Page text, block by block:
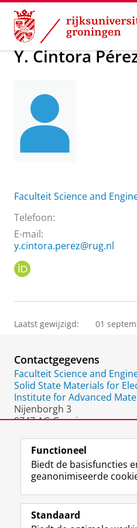
Skip
Content
Skip
Navigation
Over ons Y.
Y. Cintora
Faculteit Science and
Telefoon:
E-mail:
y.cintora.perez@rug.nl
I
Laatst gewijzigd: 01
Contactgegevens
Faculteit Science and
Solid State Materials for
Institute for Advanced
Nijenborgh 3
9747 AG Groningen
Volg de RUG
Functioneel
Biedt de basisfuncties
geanonimiseerde
Standaard